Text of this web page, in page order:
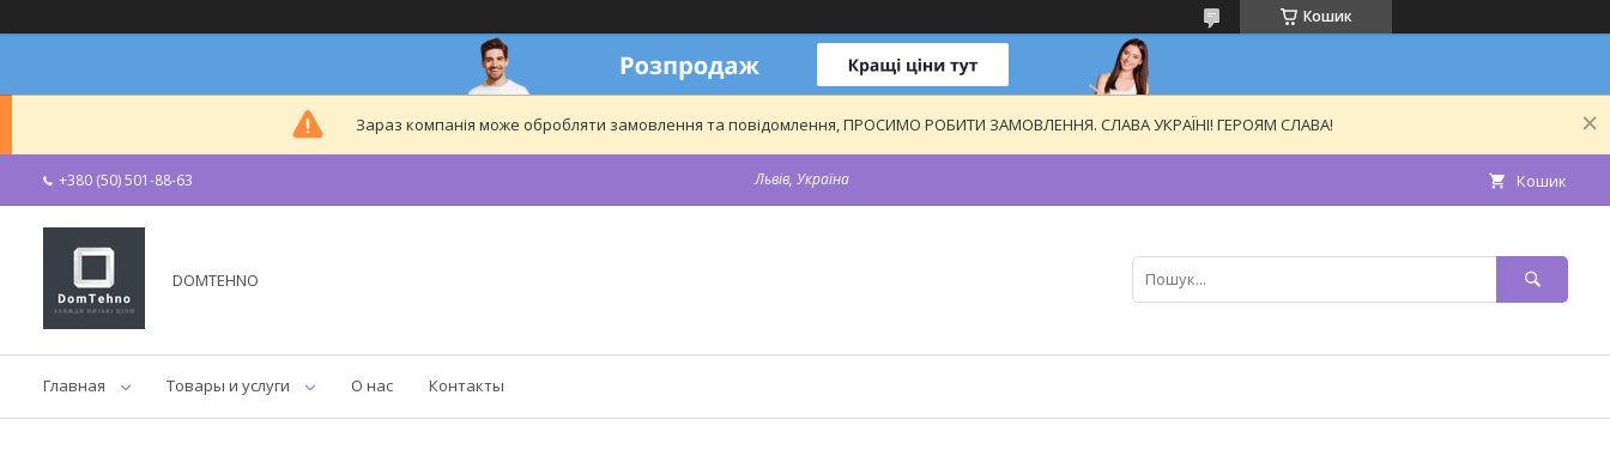
Кошик
Зараз компанія може обробляти замовлення та повідомлення, ПРОСИМО РОБИТИ ЗАМОВЛЕННЯ. СЛАВА УКРАЇНІ! ГЕРОЯМ СЛАВА!
+380 (50) 501-88-63 Львів, Україна Кошик
DOMTEHNO
Главная Товары и услуги О нас Контакты